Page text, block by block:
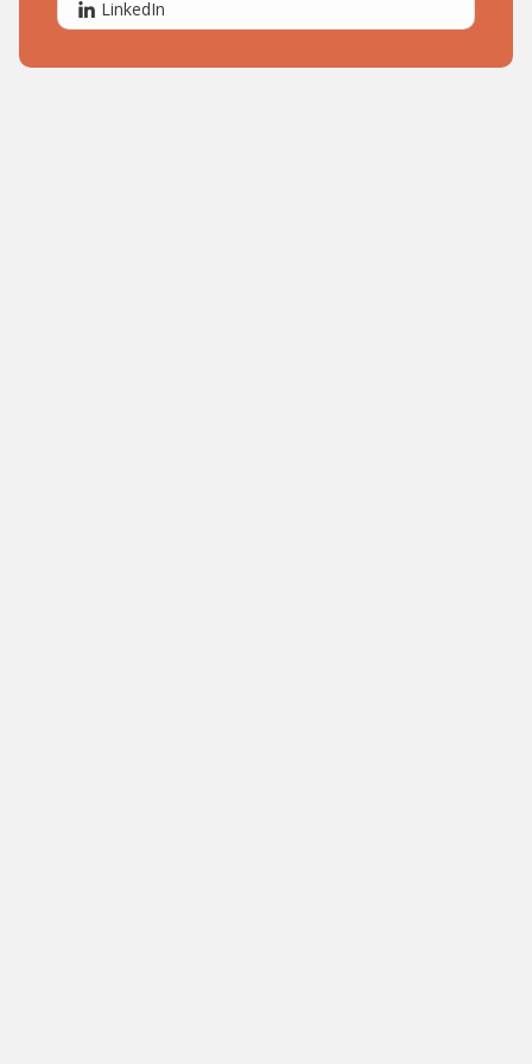
LinkedIn